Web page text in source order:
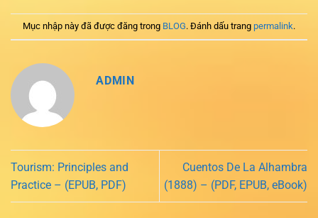
Mục nhập này đã được đăng trong BLOG. Đánh dấu trang permalink.
ADMIN
Tourism: Principles and
Practice – (EPUB, PDF)
Cuentos De La Alhambra
(1888) – (PDF, EPUB, eBook)